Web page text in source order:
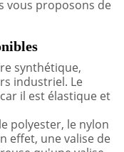
vous proposons de
synthétique,
industriel. Le
il est élastique et
polyester, le nylon
effet, une valise de